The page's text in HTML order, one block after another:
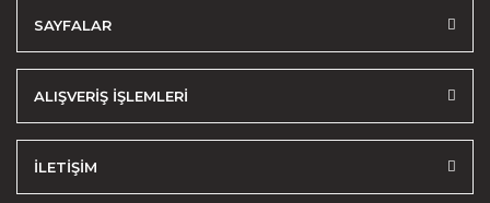
SAYFALAR
ALIŞVERİŞ İŞLEMLERİ
İLETİŞİM